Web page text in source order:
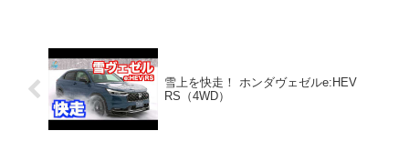
雪上を快走！ ホンダヴェゼルe:HEV
RS（4WD）